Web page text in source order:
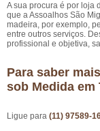
A sua procura é por loja
que a Assoalhos São
madeira, por exemplo,
entre outros serviços.
profissional e objetiva,
Para saber
sob Medida em
Ligue para (11) 97589-